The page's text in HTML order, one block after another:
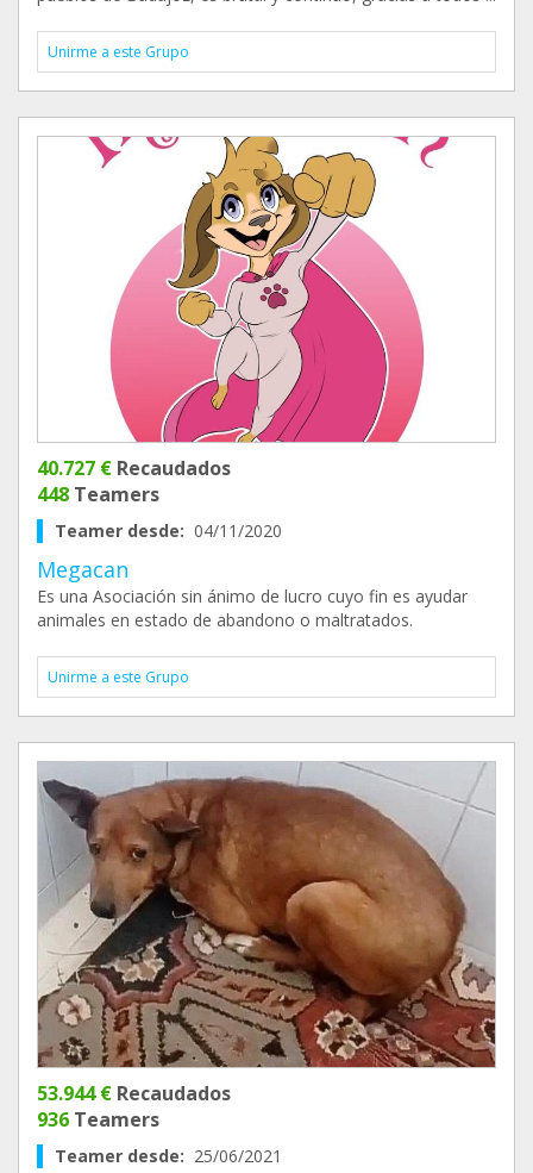
Unirme a este Grupo
40.727 € Recaudados
448 Teamers
Teamer desde: 04/11/2020
Megacan
Es una Asociación sin ánimo de lucro cuyo fin es ayudar
animales en estado de abandono o maltratados.
Unirme a este Grupo
53.944 € Recaudados
936 Teamers
Teamer desde: 25/06/2021